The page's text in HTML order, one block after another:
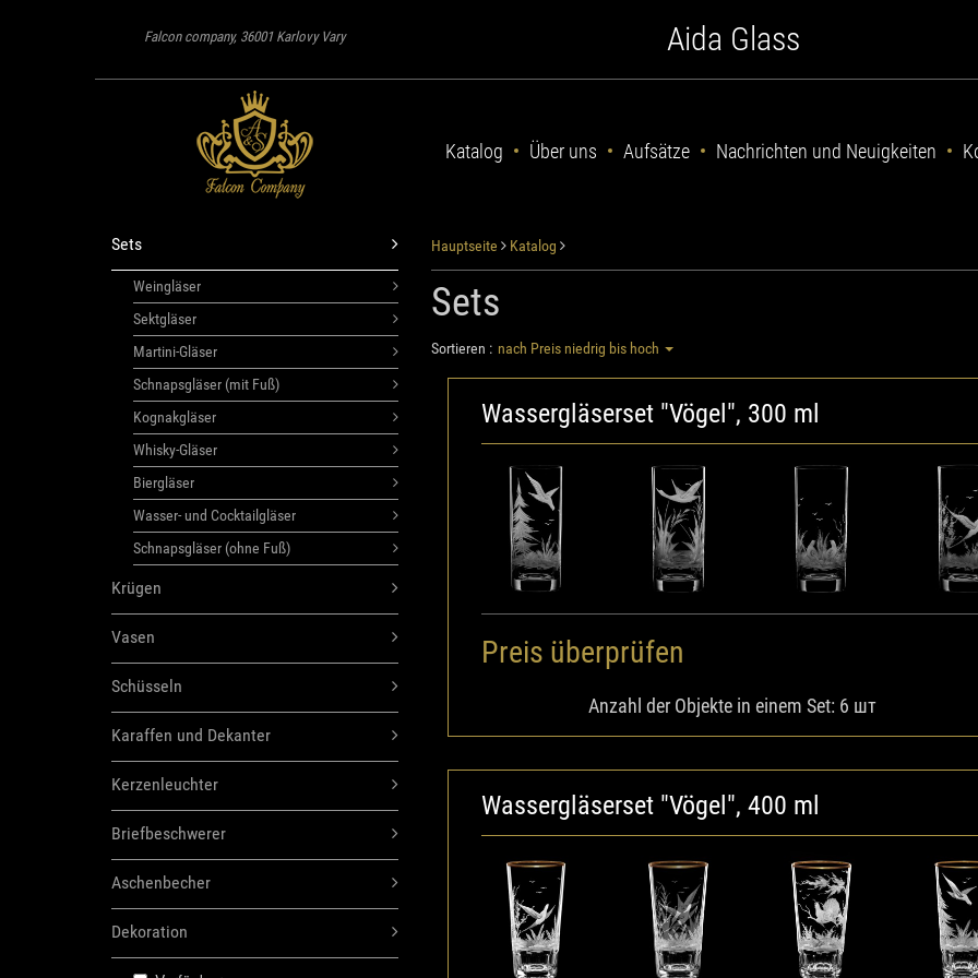
Falcon company, 36001 Karlovy Vary Aida Glass
Katalog Über uns Aufsätze Nachrichten und Neuigkeiten
Sets
Weingläser
Sektgläser
Martini-Gläser
Schnapsgläser (mit Fuß)
Kognakgläser
Whisky-Gläser
Biergläser
Wasser- und Cocktailgläser
Schnapsgläser (ohne Fuß)
Krügen
Vasen
Schüsseln
Karaffen und Dekanter
Kerzenleuchter
Briefbeschwerer
Aschenbecher
Dekoration
Hauptseite Katalog
Sets
Sortieren : nach Preis niedrig bis hoch
Wassergläserset "Vögel", 300 ml
Preis überprüfen
Anzahl der Objekte in einem Set: 6 шт
Wassergläserset "Vögel", 400 ml